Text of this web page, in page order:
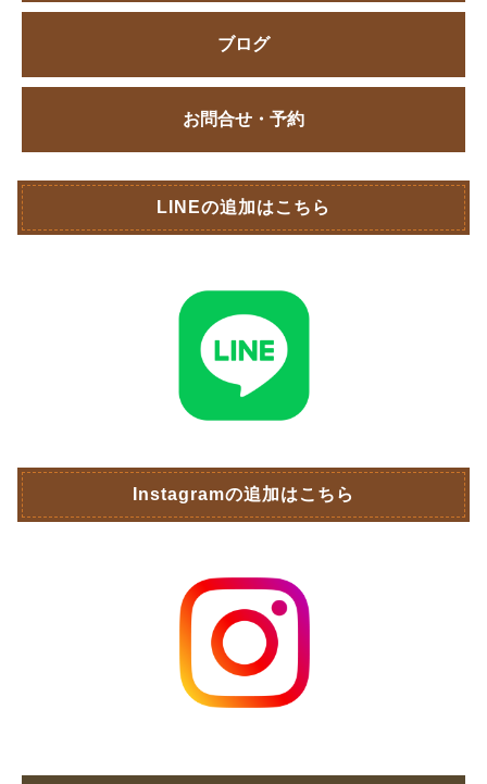
ブログ
お問合せ・予約
LINEの追加はこちら
Instagramの追加はこちら